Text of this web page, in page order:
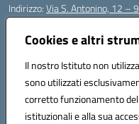
Cookies e altri
Il nostro Istituto non
sono utilizzati
corretto funzionamento
istituzionali e alla sua
Indirizzo:Via S. Antonino, 12 –
Centralino:
Posta elettronica certificata
Codice fiscale: 83002470876
Codice meccanografico:
Codice Indice delle Pubbliche
Codice unico di fatturazione